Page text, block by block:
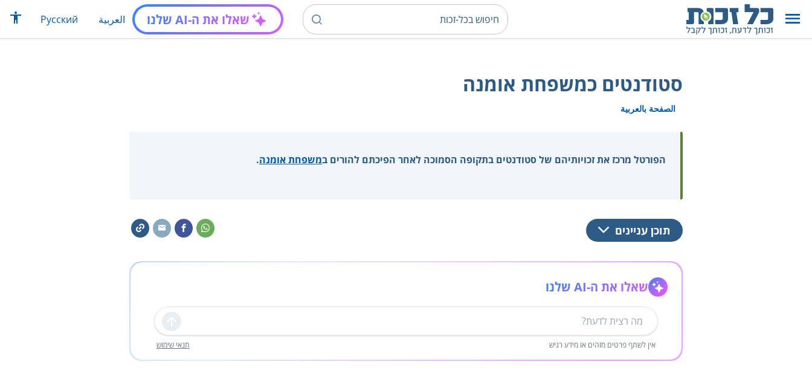
שאלו את ה-AI שלנו العربية Русский
סטודנטים כמשפחת אומנה
الصفحة بالعربية
הפורטל מרכז את זכויותיהם של סטודנטים בתקופה הסמוכה לאחר הפיכתם להורים במשפחת אומנה.
תוכן עניינים
שאלו את ה-AI שלנו
שליחה
אין לשתף פרטים מזהים או מידע רגיש תנאי שימוש